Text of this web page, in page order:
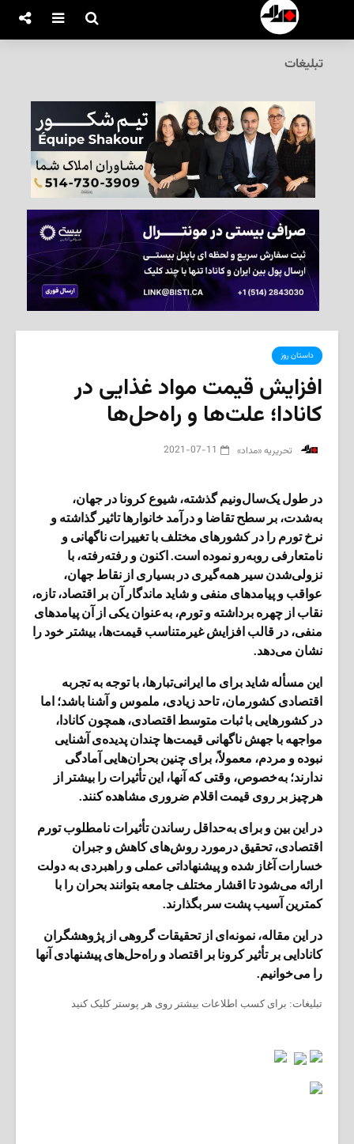
تبلیغات
داستان روز
افزایش قیمت مواد غذایی در
کانادا؛ علت‌ها و راه‌حل‌‌ها
‌ تحریریه «مداد» 2021-07-11
در طول یک‌سال‌ونیم گذشته، شیوع کرونا در جهان،
به‌شدت، بر سطح تقاضا و درآمد خانوارها تاثیر گذاشته و
نرخ تورم را در کشورهای مختلف با تغییرات ناگهانی و
نامتعارفی روبه‌رو نموده است. اکنون و رفته‌رفته، با
نزولی‌شدن سیر همه‌گیری در بسیاری از نقاط جهان،
عواقب و پیامدهای منفی و شاید ماندگار آن بر اقتصاد، تازه،
نقاب از چهره برداشته و تورم، به‌عنوان یکی از آن پیامدهای
منفی، در قالب افزایش غیرمتناسب قیمت‌ها، بیشتر خود را
نشان می‌دهد.
این مسأله شاید برای ما ایرانی‌تبارها، با توجه به تجربه
اقتصادی کشورمان، تاحد زیادی، ملموس و آشنا باشد؛ اما
در کشورهایی با ثبات متوسط اقتصادی، همچون کانادا،
مواجهه‌ با جهش ناگهانی قیمت‌ها چندان پدیده‌ی آشنایی
نبوده و مردم، معمولاً، برای چنین بحران‎‌هایی آمادگی
ندارند؛ به‌خصوص، وقتی که آنها، این تأثیرات را بیشتر از
هرچیز بر روی قیمت اقلام ضروری مشاهده کنند.
در این بین و برای به‌حداقل رساندن تأثیرات نامطلوب تورم
اقتصادی، تحقیق درمورد روش‌های کاهش و جبران
خسارات آغاز شده و پیشنهاداتی عملی و راهبردی به دولت
ارائه می‌شود تا اقشار مختلف جامعه بتوانند بحران را با
کمترین آسیب پشت سر بگذارند.
در این مقاله، نمونه‌ای از تحقیقات گروهی از پژوهشگران
کانادایی بر تأثیر کرونا بر اقتصاد و راه‌حل‌های پیشنهادی آنها
را می‌خوانیم.
تبلیغات: برای کسب اطلاعات بیشتر روی هر پوستر کلیک کنید